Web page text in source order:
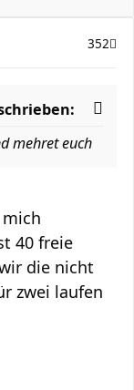
352
mehret euch
40 freie
die nicht
zwei laufen